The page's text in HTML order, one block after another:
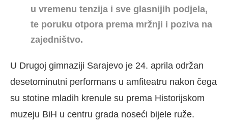
u vremenu tenzija i sve glasnijih podjela,
te poruku otpora prema mržnji i poziva na
zajedništvo.
U Drugoj gimnaziji Sarajevo je 24. aprila održan
desetominutni performans u amfiteatru nakon čega
su stotine mladih krenule su prema Historijskom
muzeju BiH u centru grada noseći bijele ruže.